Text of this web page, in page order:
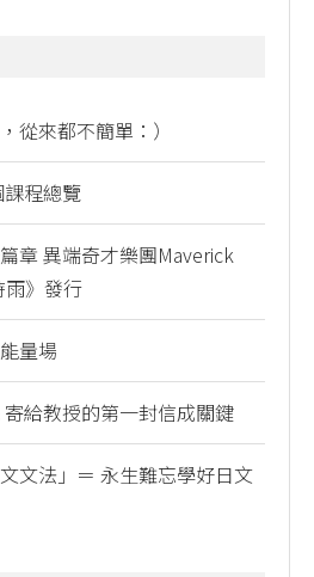
從來都不簡單：）
程總覽
章 異端奇才樂團Maverick
》發行
能量場
給教授的第一封信成關鍵
文法」＝ 永生難忘學好日文